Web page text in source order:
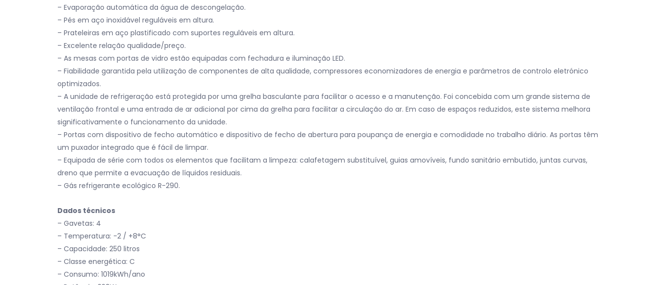
– Evaporação automática da água de descongelação.
– Pés em aço inoxidável reguláveis em altura.
– Prateleiras em aço plastificado com suportes reguláveis em altura.
– Excelente relação qualidade/preço.
– As mesas com portas de vidro estão equipadas com fechadura e iluminação LED.
– Fiabilidade garantida pela utilização de componentes de alta qualidade, compressores economizadores de energia e parâmetros de controlo eletrónico
optimizados.
– A unidade de refrigeração está protegida por uma grelha basculante para facilitar o acesso e a manutenção. Foi concebida com um grande sistema de
ventilação frontal e uma entrada de ar adicional por cima da grelha para facilitar a circulação do ar. Em caso de espaços reduzidos, este sistema melhora
significativamente o funcionamento da unidade.
– Portas com dispositivo de fecho automático e dispositivo de fecho de abertura para poupança de energia e comodidade no trabalho diário. As portas têm
um puxador integrado que é fácil de limpar.
– Equipada de série com todos os elementos que facilitam a limpeza: calafetagem substituível, guias amovíveis, fundo sanitário embutido, juntas curvas,
dreno que permite a evacuação de líquidos residuais.
– Gás refrigerante ecológico R-290.
Dados técnicos
– Gavetas: 4
– Temperatura: -2 / +8°C
– Capacidade: 250 litros
– Classe energética: C
– Consumo: 1019kWh/ano